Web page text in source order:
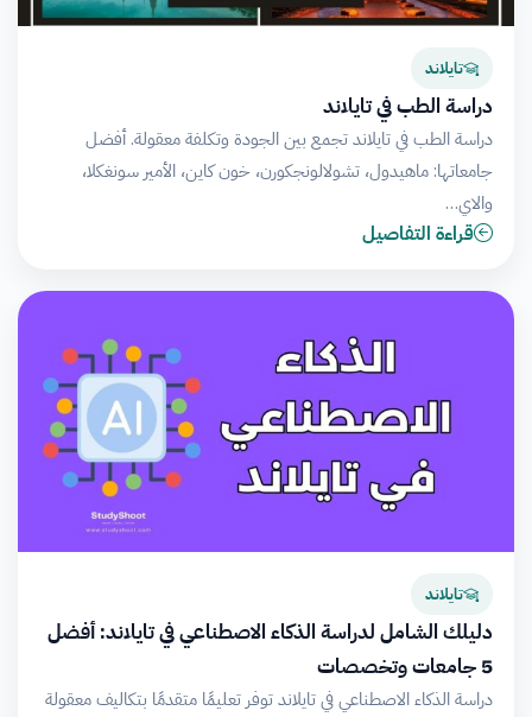
تايلاند
دراسة الطب في تايلاند
دراسة الطب في تايلاند تجمع بين الجودة وتكلفة معقولة. أفضل
جامعاتها: ماهيدول، تشولالونجكورن، خون كاين، الأمير سونغكلا،
والاي…
قراءة التفاصيل
تايلاند
دليلك الشامل لدراسة الذكاء الاصطناعي في تايلاند: أفضل
5 جامعات وتخصصات
دراسة الذكاء الاصطناعي في تايلاند توفر تعليمًا متقدمًا بتكاليف معقولة